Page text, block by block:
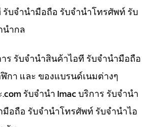
บจำนำมือถือ รับจำนำโทรศัพท์ รับ
นำกล
ร รับจำนำสินค้าไอที รับจำนำมือถือ
กา และ ของแบรนด์เนมต่างๆ
รับจำนำ Imac บริการ รับจำนำ
อถือ รับจำนำโทรศัพท์ รับจำนำไอ